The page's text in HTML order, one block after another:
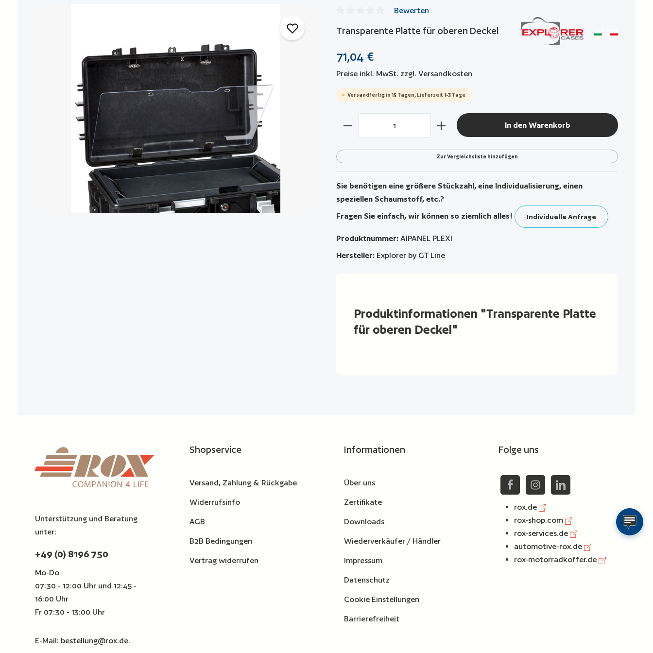
Bewerten
Transparente Platte für oberen Deckel
71,04 €
Preise inkl. MwSt. zzgl. Versandkosten
Versandfertig in 15 Tagen, Lieferzeit 1-3 Tage
Produkt Anzahl: Gib den gewünschten Wert ein oder benutze die
In den Warenkorb
Zur Vergleichsliste hinzufügen
Sie benötigen eine größere Stückzahl, eine Individualisierung, einen
speziellen Schaumstoff, etc.?
Fragen Sie einfach, wir können so ziemlich alles!
Individuelle Anfrage
Produktnummer: AIPANEL PLEXI
Hersteller: Explorer by GT Line
Produktinformationen "Transparente Platte
für oberen Deckel"
Unterstützung und Beratung
unter:
+49 (0) 8196 750
Mo-Do
07:30 - 12:00 Uhr und 12:45 -
16:00 Uhr
Fr 07:30 - 13:00 Uhr
E-Mail: bestellung@rox.de.
Shopservice
Versand, Zahlung & Rückgabe
Widerrufsinfo
AGB
B2B Bedingungen
Vertrag widerrufen
Informationen
Über uns
Zertifikate
Downloads
Wiederverkäufer / Händler
Impressum
Datenschutz
Cookie Einstellungen
Barrierefreiheit
Folge uns
rox.de
rox-shop.com
rox-services.de
automotive-rox.de
rox-motorradkoffer.de